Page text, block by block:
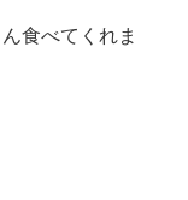
食べてくれま